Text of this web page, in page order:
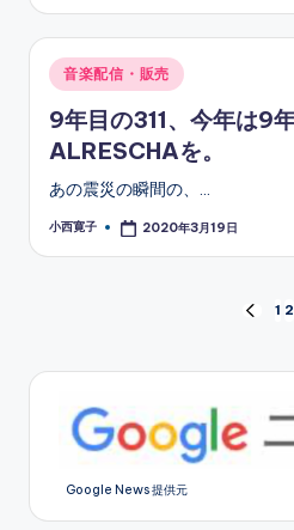
Posted
in
音楽配信・販売
9年目の311、今年は9
ALRESCHAを。
あの震災の瞬間の、…
Posted
小西寛子 2020年3月19日
稿
ー
1 2
Google News 提供元